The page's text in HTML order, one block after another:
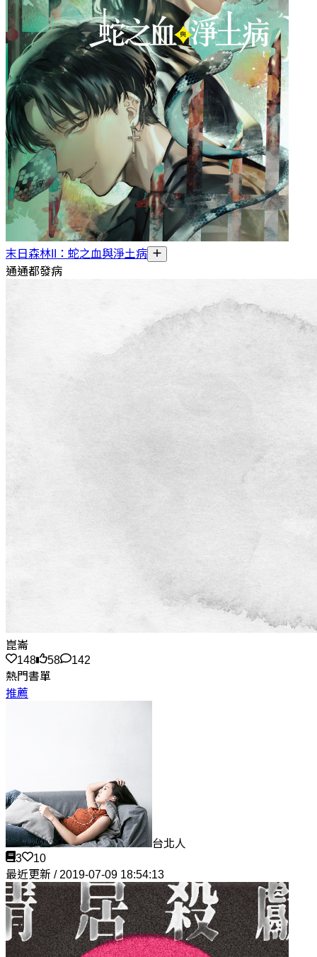
末日森林II：蛇之血與淨土病
通通都發病
崑崙
148
58
142
熱門書單
推薦
台北人
3
10
最近更新 / 2019-07-09 18:54:13